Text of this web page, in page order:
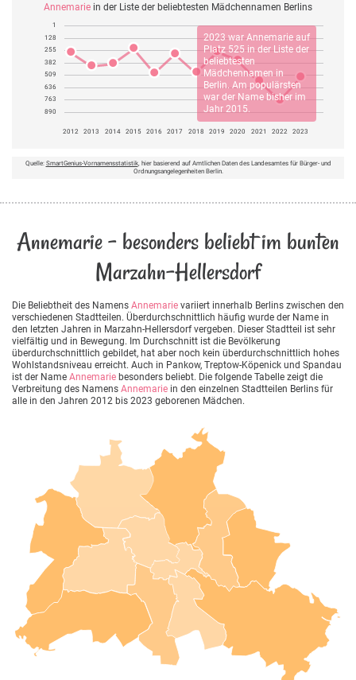
Annemarie in der Liste der beliebtesten Mädchennamen Berlins
2023 war Annemarieauf
Platz 525 in der Liste der
beliebtesten
Mädchennamen in
Berlin. Am populärsten
war der Name bisher im
Jahr 2015.
1
128
255
382
509
636
763
890
2012 2013 2014 2015 2016 2017 2018 2019 2020 2021 2022 2023
Quelle: SmartGenius-Vornamensstatistik, hier basierend auf Amtlichen Daten des Landesamtes für Bürger- und
Ordnungsangelegenheiten Berlin.
Annemarie - besonders beliebt im bunten
Marzahn-Hellersdorf
Die Beliebtheit des Namens Annemarie variiert innerhalb Berlins zwischen den
verschiedenen Stadtteilen. Überdurchschnittlich häufig wurde der Name in
den letzten Jahren in Marzahn-Hellersdorf vergeben. Dieser Stadtteil ist sehr
vielfältig und in Bewegung. Im Durchschnitt ist die Bevölkerung
überdurchschnittlich gebildet, hat aber noch kein überdurchschnittlich hohes
Wohlstandsniveau erreicht. Auch in Pankow, Treptow-Köpenick und Spandau
ist der Name Annemarie besonders beliebt. Die folgende Tabelle zeigt die
Verbreitung des Namens Annemarie in den einzelnen Stadtteilen Berlins für
alle in den Jahren 2012 bis 2023 geborenen Mädchen.